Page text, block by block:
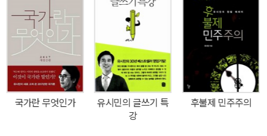
건투를 빈다. 그 무엇도 의미 있는 삶을 찾으려고 분투하는 그대들을
막아서지 못할 것이다.(p.11) 세상의 변화를 누구보다 예민하게 감지
하면서 한 걸음 앞서 시대와 삶의 과제를 고민해 왔던 유시민이 <어
떻게 살 것인가>라는 신간을 들고 정치시장을 떠나 지식시장으로 복
귀했다. ‘어떻게 살 것인가’라는 질문은 어느 시대 어떤 사람도 비껴가
지 않는 것이지만, 이른바 ‘힐링 열풍’이 대세를 형성할 만큼 상처받은
사람이 많은 ‘멘붕의 시대’에 자기다운 삶을 꿋꿋하게 살아가려는 사
국가란 무엇인가
유시민의 글쓰기 특
강
후불제 민주주의